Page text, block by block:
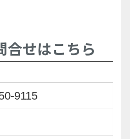
合せはこちら
9115